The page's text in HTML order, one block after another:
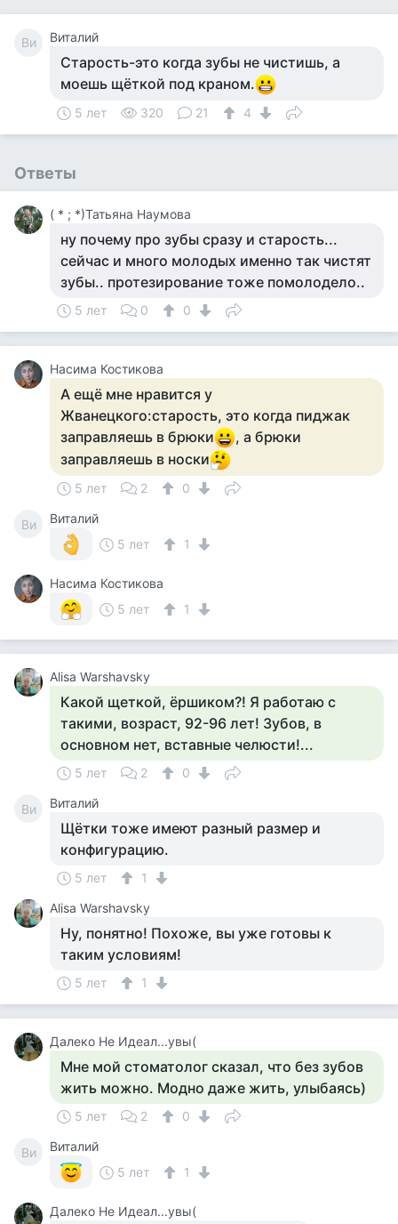
Ви Виталий
Старость-это когда зубы не чистишь, а
моешь щёткой под краном.
5 лет 320 21 4
Ответы
( * ; *)Татьяна Наумова
ну почему про зубы сразу и старость...
сейчас и много молодых именно так чистят
зубы.. протезирование тоже помолодело..
5 лет 0 0
Насима Костикова
А ещё мне нравится у
Жванецкого:старость, это когда пиджак
заправляешь в брюки
, а брюки
заправляешь в носки
5 лет 2 0
Ви
Виталий
5 лет
1
Насима Костикова
5 лет
1
Alisa Warshavsky
Какой щеткой, ёршиком?! Я работаю с
такими, возраст, 92-96 лет! Зубов, в
основном нет, вставные челюсти!...
5 лет 2 0
Ви Виталий
Щётки тоже имеют разный размер и
конфигурацию.
5 лет
1
Alisa Warshavsky
Ну, понятно! Похоже, вы уже готовы к
таким условиям!
5 лет 1
Далеко Не Идеал...увы(
Мне мой стоматолог сказал, что без зубов
жить можно. Модно даже жить, улыбаясь)
5 лет 2 0
Ви
Виталий
5 лет
1
Далеко Не Идеал...увы(